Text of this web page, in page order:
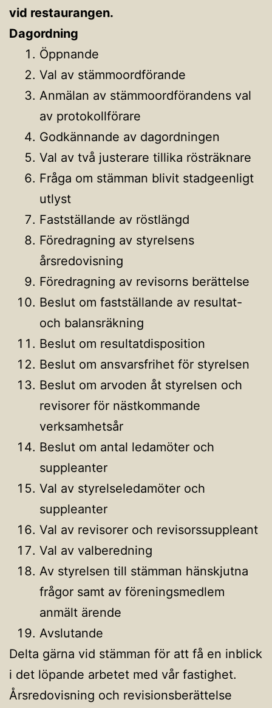
vid restaurangen.
Dagordning
Öppnande
Val av stämmoordförande
Anmälan av stämmoordförandens val
av protokollförare
Godkännande av dagordningen
Val av två justerare tillika rösträknare
Fråga om stämman blivit stadgeenligt
utlyst
Fastställande av röstlängd
Föredragning av styrelsens
årsredovisning
Föredragning av revisorns berättelse
Beslut om fastställande av resultat-
och balansräkning
Beslut om resultatdisposition
Beslut om ansvarsfrihet för styrelsen
Beslut om arvoden åt styrelsen och
revisorer för nästkommande
verksamhetsår
Beslut om antal ledamöter och
suppleanter
Val av styrelseledamöter och
suppleanter
Val av revisorer och revisorssuppleant
Val av valberedning
Av styrelsen till stämman hänskjutna
frågor samt av föreningsmedlem
anmält ärende
Avslutande
Delta gärna vid stämman för att få en inblick
i det löpande arbetet med vår fastighet.
Årsredovisning och revisionsberättelse